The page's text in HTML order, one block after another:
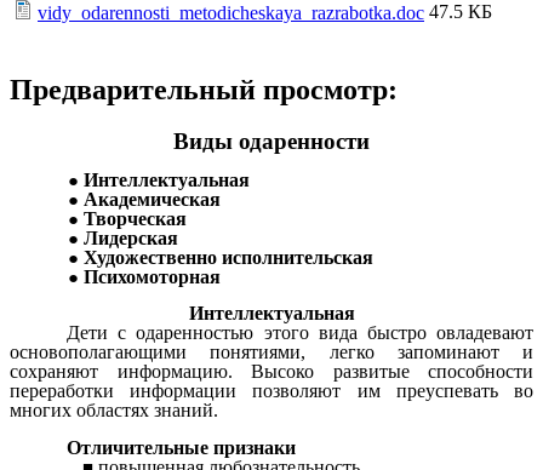
vidy_odarennosti_metodicheskaya_razrabotka.doc 47.5 КБ
Предварительный просмотр:
Виды одаренности
Интеллектуальная
Академическая
Творческая
Лидерская
Художественно исполнительская
Психомоторная
Интеллектуальная
Дети с одаренностью этого вида быстро овладевают
основополагающими понятиями, легко запоминают и
сохраняют информацию. Высоко развитые способности
переработки информации позволяют им преуспевать во
многих областях знаний.
Отличительные признаки